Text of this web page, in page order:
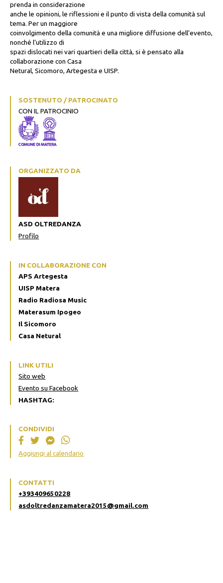
prenda in considerazione
anche le opinioni, le riflessioni e il punto di vista della comunità sul
tema. Per un maggiore
coinvolgimento della comunità e una migliore diffusione dell’evento,
nonché l’utilizzo di
spazi dislocati nei vari quartieri della città, si è pensato alla
collaborazione con Casa
Netural, Sicomoro, Artegesta e UISP.
SOSTENUTO / PATROCINATO
CON IL PATROCINIO
ORGANIZZATO DA
ASD OLTREDANZA
Profilo
IN COLLABORAZIONE CON
APS Artegesta
UISP Matera
Radio Radiosa Music
Materasum Ipogeo
Il Sicomoro
Casa Netural
LINK UTILI
Sito web
Evento su Facebook
HASHTAG:
CONDIVIDI
Aggiungi al calendario
CONTATTI
+393409650228
asdoltredanzamatera2015@gmail.com